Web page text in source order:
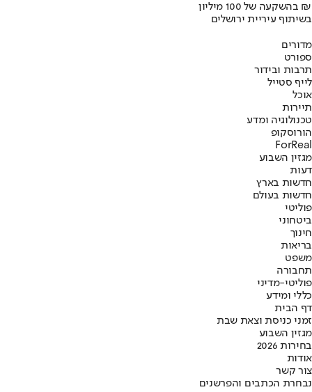
בהשקעה של 100 מיליון ₪
בשיתוף עיריית ירושלים
מדורים
ספורט
תרבות ובידור
לייף סטייל
אוכל
תיירות
טכנולוגיה ומדע
הורוסקופ
ForReal
מגזין השבוע
דעות
חדשות בארץ
חדשות בעולם
פוליטי
ביטחוני
חינוך
בריאות
משפט
תחבורה
פוליטי-מדיני
כללי ומידע
דף הבית
זמני כניסת וצאת שבת
מגזין השבוע
בחירות 2026
אודות
צור קשר
נבחרת הכתבים והפרשנים